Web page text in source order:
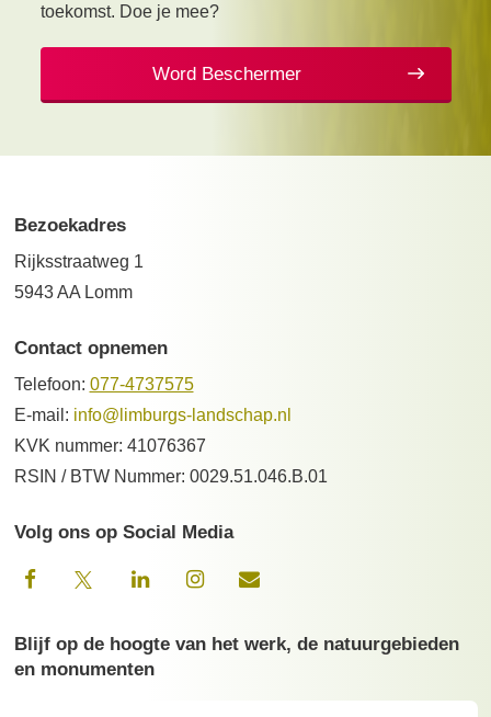
toekomst. Doe je mee?
Word Beschermer
Bezoekadres
Rijksstraatweg 1
5943 AA Lomm
Contact opnemen
Telefoon: 077-4737575
E-mail: info@limburgs-landschap.nl
KVK nummer: 41076367
RSIN / BTW Nummer: 0029.51.046.B.01
Volg ons op Social Media
Blijf op de hoogte van het werk, de natuurgebieden
en monumenten